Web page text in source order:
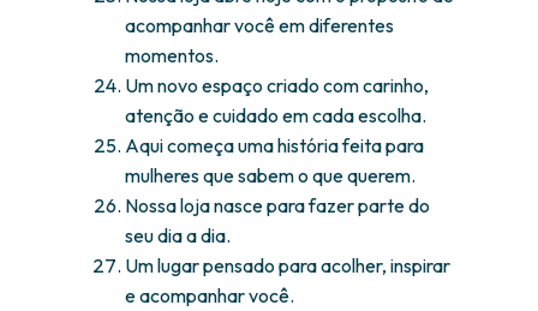
acompanhar você em diferentes
momentos.
Um novo espaço criado com carinho,
atenção e cuidado em cada escolha.
Aqui começa uma história feita para
mulheres que sabem o que querem.
Nossa loja nasce para fazer parte do
seu dia a dia.
Um lugar pensado para acolher, inspirar
e acompanhar você.